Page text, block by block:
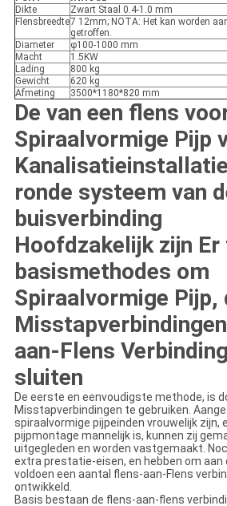
Dikte
Zwart Staal 0.4-1.0 mm
Flensbreedte7 12mm; NOTA: Het kan worden
getroffen.
Diameter
φ100-1000 mm
Macht
1.5KW
Lading
800 kg
Gewicht
620 kg
Afmeting
3500*1180*820 mm
De van een flens
Spiraalvormige Pijp
ronde systeem van
buisverbinding
Hoofdzakelijk zijn Er
basismethodes om
Spiraalvormige Pijp,
aan-Flens
sluiten
De eerste en eenvoudigste methode, is
Misstapverbindingen te gebruiken.
spiraalvormige pijpeinden vrouwelijk zijn,
pijpmontage mannelijk is, kunnen zij
uitgegleden en worden vastgemaakt.
extra prestatie-eisen, en hebben om
voldoen een aantal flens-aan-Flens
ontwikkeld.
Basis bestaan de flens-aan-flens